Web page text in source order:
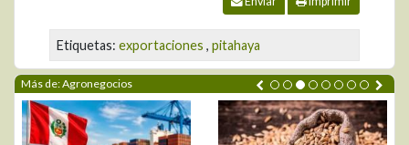
Etiquetas: exportaciones , pitahaya
Más de: Agronegocios